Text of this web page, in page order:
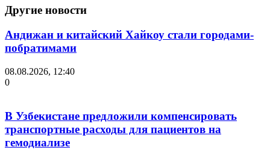
Другие новости
Андижан и китайский Хайкоу стали городами-
побратимами
08.08.2026, 12:40
0
В Узбекистане предложили компенсировать
транспортные расходы для пациентов на
гемодиализе